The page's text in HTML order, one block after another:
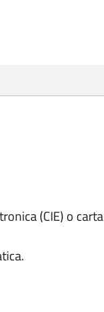
(CIE) o carta